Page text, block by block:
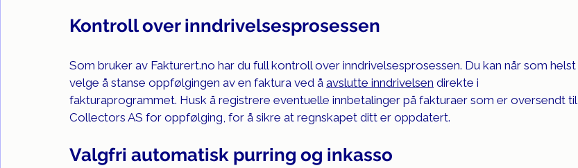
Kontroll over inndrivelsesprosessen
Som bruker av Fakturert.no har du full kontroll over inndrivelsesprosessen. Du kan når som helst
velge å stanse oppfølgingen av en faktura ved å avslutte inndrivelsen direkte i
fakturaprogrammet. Husk å registrere eventuelle innbetalinger på fakturaer som er oversendt til
Collectors AS for oppfølging, for å sikre at regnskapet ditt er oppdatert.
Valgfri automatisk purring og inkasso